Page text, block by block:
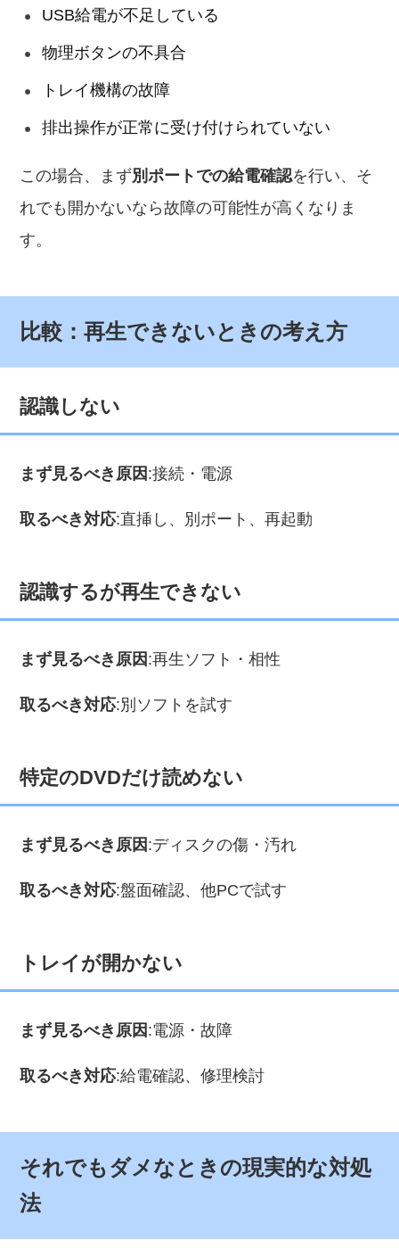
USB給電が不足している
物理ボタンの不具合
トレイ機構の故障
排出操作が正常に受け付けられていない
この場合、まず別ポートでの給電確認を行い、そ
れでも開かないなら故障の可能性が高くなりま
す。
比較：再生できないときの考え方
認識しない
まず見るべき原因 :接続・電源
取るべき対応:直挿し、別ポート、再起動
認識するが再生できない
まず見るべき原因 :再生ソフト・相性
取るべき対応:別ソフトを試す
特定のDVDだけ読めない
まず見るべき原因 :ディスクの傷・汚れ
取るべき対応:盤面確認、他PCで試す
トレイが開かない
まず見るべき原因 :電源・故障
取るべき対応:給電確認、修理検討
それでもダメなときの現実的な対処
法